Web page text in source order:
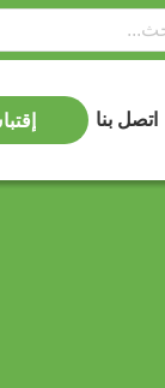
اتصل بنا